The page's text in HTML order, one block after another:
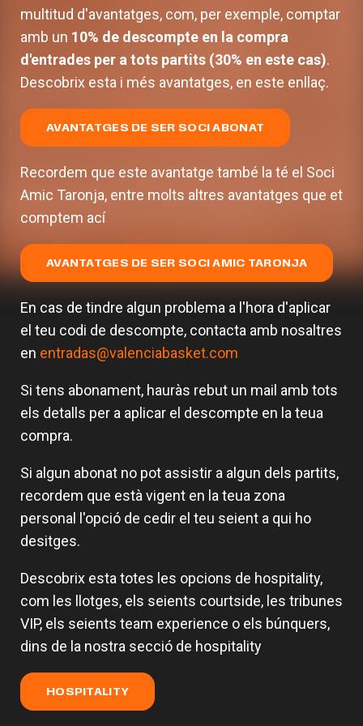
multitud d'avantatges, com, per exemple, comptar
amb un 10% de descompte en la compra
d'entrades per a tots partits (30% en este cas).
Descobrix esta i més avantatges, en este enllaç.
AVANTATGES DE SER SOCI ABONAT
Recordem que este avantatge també la té el Soci
Amic Taronja, entre molts altres avantatges que et
comptem ací
AVANTATGES DE SER SOCI AMIC TARONJA
En cas de tindre algun problema a l'hora d'aplicar
el teu codi de descompte, contacta amb nosaltres
en entradas@valenciabasket.com
Si tens abonament, hauràs rebut un mail amb tots
els detalls per a aplicar el descompte en la teua
compra.
Si algun abonat no pot assistir a algun dels partits,
recordem que està vigent en la teua zona
personal l'opció de cedir el teu seient a qui ho
desitges.
Descobrix esta totes les opcions de hospitality,
com les llotges, els seients courtside, les tribunes
VIP, els seients team experience o els búnquers,
dins de la nostra secció de hospitality
HOSPITALITY
Valencia Basket obrirà la EuroLeague